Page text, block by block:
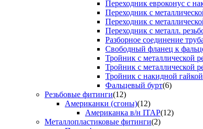
Переходник евроконус с
Переходник с
Переходник с
Переходник с металл.
Разборное соединение
Свободный фланец к
Тройник с металлической
Тройник с металлической
Тройник с накидной гайкой
Фальцевый бурт(6)
Резьбовые фитинги(12)
Американки (сгоны)(12)
Американка в/н ITAP(12)
Металлопластиковые фитинги(2)